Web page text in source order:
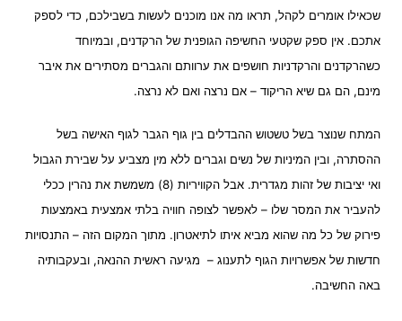
שכאילו אומרים לקהל, תראו מה אנו מוכנים לעשות בשבילכם, כדי לספק
אתכם. אין ספק שקטעי החשיפה הגופנית של הרקדנים, ובמיוחד
כשהרקדנים והרקדניות חושפים את ערוותם והגברים מסתירים את איבר
מינם, הם גם שיא הריקוד – אם נרצה ואם לא נרצה.
המתח שנוצר בשל טשטוש ההבדלים בין גוף הגבר לגוף האישה בשל
ההסתרה, ובין המיניות של נשים וגברים ללא מין מצביע על שבירת הגבול
ואי יציבות של זהות מגדרית. אבל הקוויריות (8) משמשת את נהרין ככלי
להעביר את המסר שלו – לאפשר לצופה חוויה בלתי אמצעית באמצעות
פירוק של כל מה שהוא מביא איתו לתיאטרון. מתוך המקום הזה – התנסויות
חדשות של אפשרויות הגוף לתענוג – מגיעה ראשית ההנאה, ובעקבותיה
באה החשיבה.